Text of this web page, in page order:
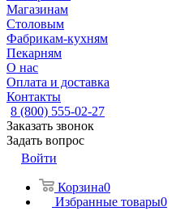
Магазинам
Столовым
Фабрикам-кухням
Пекарням
О нас
Оплата и доставка
Контакты
8 (800) 555-02-27
Заказать звонок
Задать вопрос
Войти
Корзина0
Избранные товары0